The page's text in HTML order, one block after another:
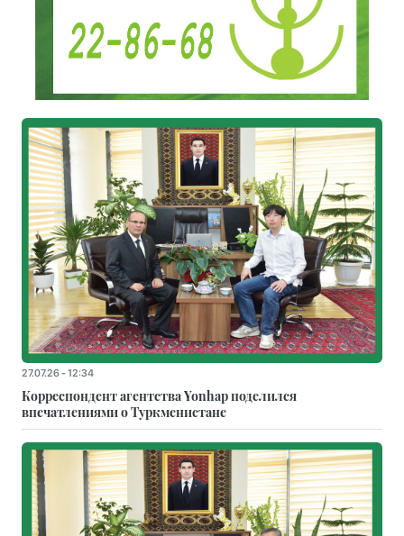
27.07.26 - 12:34
Корреспондент агентства Yonhap поделился
впечатлениями о Туркменистане